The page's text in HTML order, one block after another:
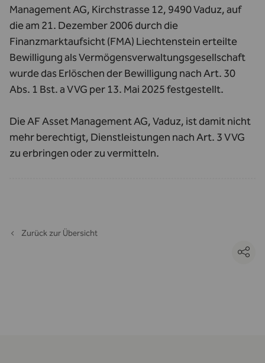
Management AG, Kirchstrasse 12, 9490 Vaduz, auf
die am 21. Dezember 2006 durch die
Finanzmarktaufsicht (FMA) Liechtenstein erteilte
Bewilligung als Vermögensverwaltungsgesellschaft
wurde das Erlöschen der Bewilligung nach Art. 30
Abs. 1 Bst. a VVG per 13. Mai 2025 festgestellt.
Die AF Asset Management AG, Vaduz, ist damit nicht
mehr berechtigt, Dienstleistungen nach Art. 3 VVG
zu erbringen oder zu vermitteln.
Zurück zur Übersicht